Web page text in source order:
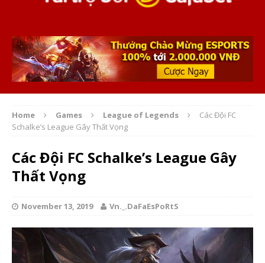
Home Games League of Legends
Các Đội FC
Schalke’s League Gây Thất Vọng
Các Đội FC Schalke’s League Gây
Thất Vọng
November 13, 2019 Vn._.DaFaEsPoRtS